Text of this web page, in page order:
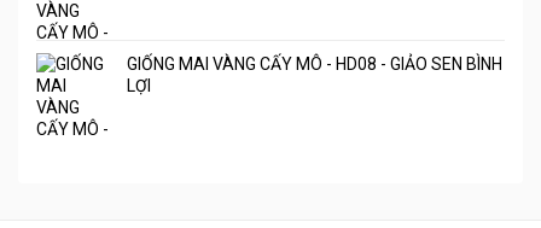
GIỐNG MAI VÀNG CẤY MÔ - HD08 - GIẢO SEN BÌNH
LỢI